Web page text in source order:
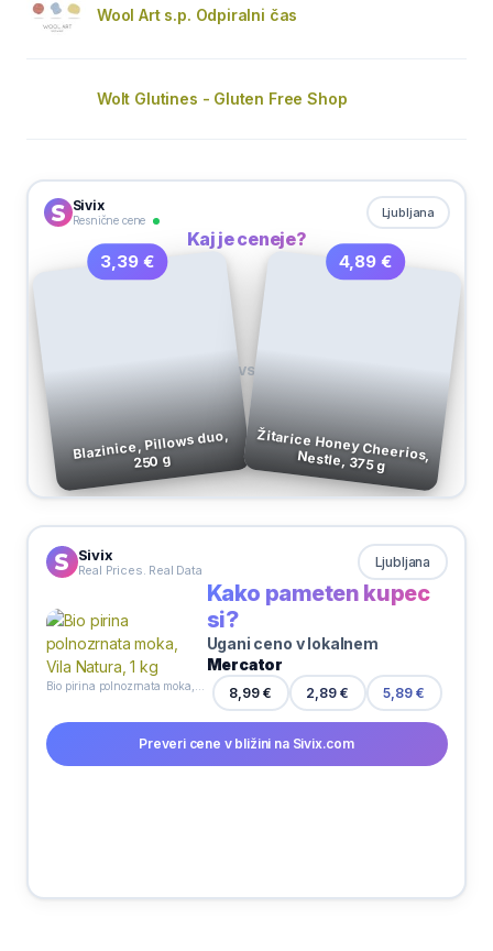
Wool Art s.p. Odpiralni čas
Wolt Glutines - Gluten Free Shop
Sivix
Resnične cene
Ljubljana
Kaj je ceneje?
3,39 €
Blazinice, Pillows duo,
250 g
VS
4,89 €
Žitarice Honey Cheerios, Nestle, 375 g
Sivix
Real Prices. Real Data Ljubljana
Kako pameten kupec
si?
Ugani ceno v lokalnem
Mercator
8,99 € 2,89 € 5,89 €
Preveri cene v bližini na Sivix.com